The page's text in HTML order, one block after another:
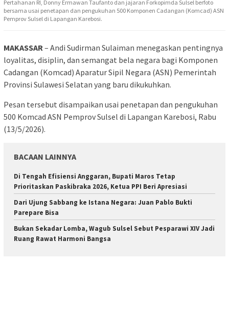
Pertahanan RI, Donny Ermawan Taufanto dan jajaran Forkopimda Sulsel berfoto
bersama usai penetapan dan pengukuhan 500 Komponen Cadangan (Komcad) ASN
Pemprov Sulsel di Lapangan Karebosi.
MAKASSAR – Andi Sudirman Sulaiman menegaskan pentingnya
loyalitas, disiplin, dan semangat bela negara bagi Komponen
Cadangan (Komcad) Aparatur Sipil Negara (ASN) Pemerintah
Provinsi Sulawesi Selatan yang baru dikukuhkan.
Pesan tersebut disampaikan usai penetapan dan pengukuhan
500 Komcad ASN Pemprov Sulsel di Lapangan Karebosi, Rabu
(13/5/2026).
BACAAN LAINNYA
Di Tengah Efisiensi Anggaran, Bupati Maros Tetap
Prioritaskan Paskibraka 2026, Ketua PPI Beri Apresiasi
Dari Ujung Sabbang ke Istana Negara: Juan Pablo Bukti
Parepare Bisa
Bukan Sekadar Lomba, Wagub Sulsel Sebut Pesparawi XIV Jadi
Ruang Rawat Harmoni Bangsa